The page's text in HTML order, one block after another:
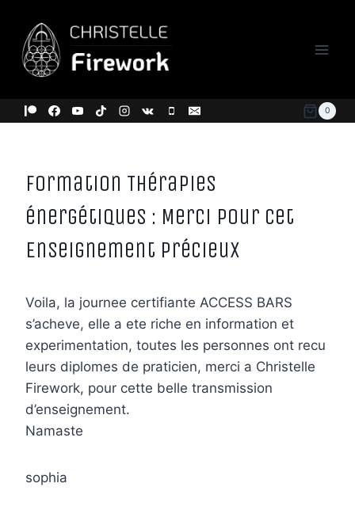
contenu
0
Formation Thérapies
énergétiques : Merci pour cet
Enseignement Précieux
Voila, la journee certifiante ACCESS BARS
s’acheve, elle a ete riche en information et
experimentation, toutes les personnes ont recu
leurs diplomes de praticien, merci a Christelle
Firework, pour cette belle transmission
d’enseignement.
Namaste
sophia